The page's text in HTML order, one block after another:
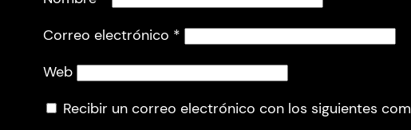
Correo electrónico *
Web
Recibir un correo electrónico con los siguientes